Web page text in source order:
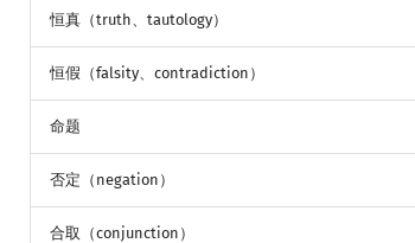
恒真（truth、tautology）
恒假（falsity、contradiction）
命题
否定（negation）
合取（conjunction）